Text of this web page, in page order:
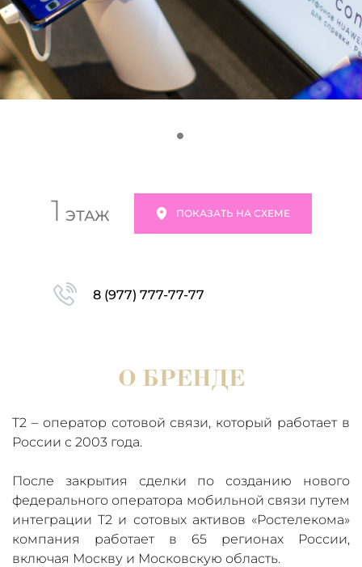
1 ЭТАЖ ПОКАЗАТЬ НА СХЕМЕ
8 (977) 777-77-77
О БРЕНДЕ
T2 – оператор сотовой связи, который работает в
России с 2003 года.
После закрытия сделки по созданию нового
федерального оператора мобильной связи путем
интеграции T2 и сотовых активов «Ростелекома»
компания работает в 65 регионах России,
включая Москву и Московскую область.